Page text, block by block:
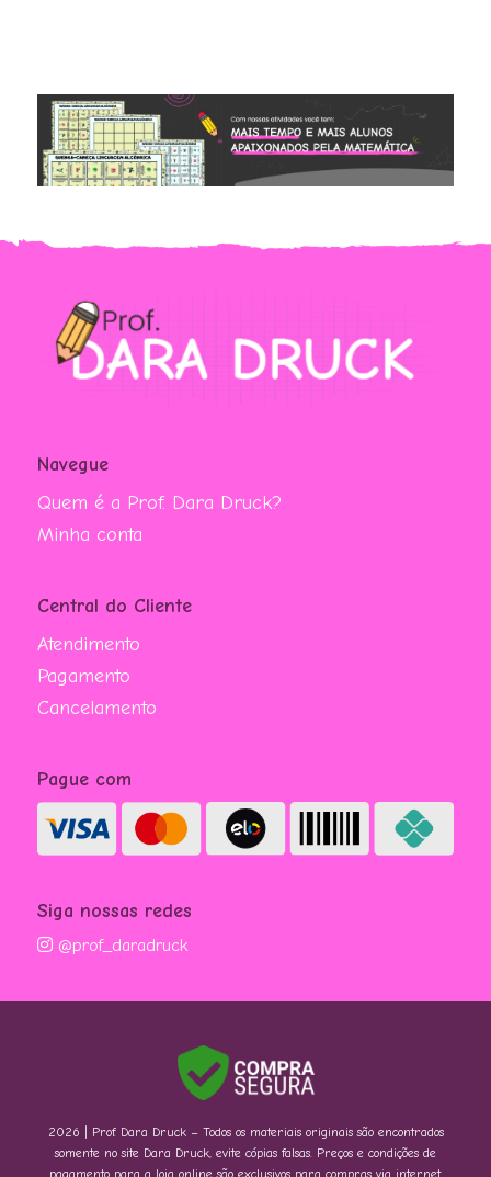
Navegue
Quem é a Prof. Dara Druck?
Minha conta
Central do Cliente
Atendimento
Pagamento
Cancelamento
Pague com
Siga nossas redes
@prof_daradruck
2026 | Prof. Dara Druck – Todos os materiais originais são encontrados
somente no site Dara Druck, evite cópias falsas. Preços e condições de
pagamento para a loja online são exclusivos para compras via internet.